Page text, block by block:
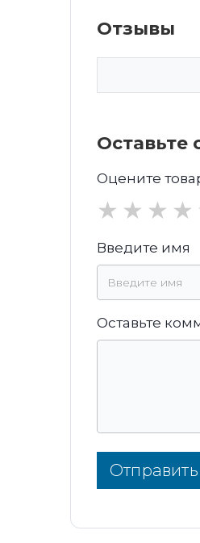
Отзывы
Оставьте
Оцените
★
★
★
★
Введите имя
Оставьте
Отправить